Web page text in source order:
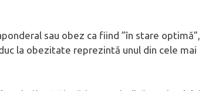
sau obez ca fiind ”în stare optimă”,
la obezitate reprezintă unul din cele mai